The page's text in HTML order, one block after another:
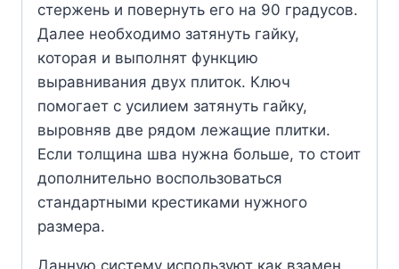
стержень и повернуть его на 90 градусов.
Далее необходимо затянуть гайку,
которая и выполнят функцию
выравнивания двух плиток. Ключ
помогает с усилием затянуть гайку,
выровняв две рядом лежащие плитки.
Если толщина шва нужна больше, то стоит
дополнительно воспользоваться
стандартными крестиками нужного
размера.